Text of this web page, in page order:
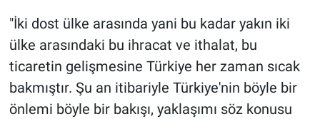
"İki dost ülke arasında yani bu kadar yakın iki
ülke arasındaki bu ihracat ve ithalat, bu
ticaretin gelişmesine Türkiye her zaman sıcak
bakmıştır. Şu an itibariyle Türkiye'nin böyle bir
önlemi böyle bir bakışı, yaklaşımı söz konusu